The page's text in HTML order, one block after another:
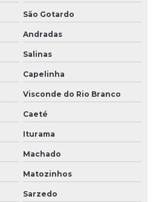
São Gotardo
Andradas
Salinas
Capelinha
Visconde do Rio Branco
Caeté
Iturama
Machado
Matozinhos
Sarzedo